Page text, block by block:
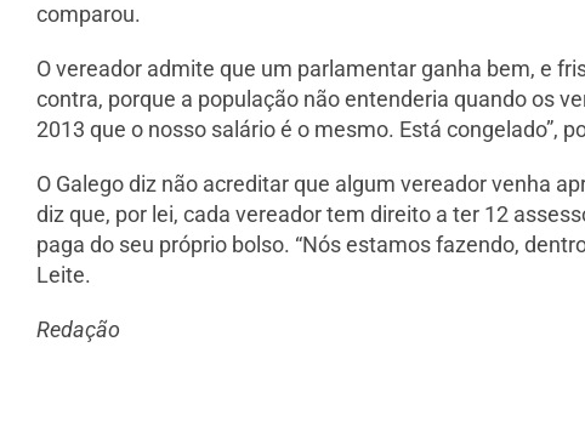
comparou.
O vereador admite que um parlamentar ganha bem, e
contra, porque a população não entenderia quando os
2013 que o nosso salário é o mesmo. Está congelado”,
O Galego diz não acreditar que algum vereador venha
diz que, por lei, cada vereador tem direito a ter 12
paga do seu próprio bolso. “Nós estamos fazendo,
Leite.
Redação